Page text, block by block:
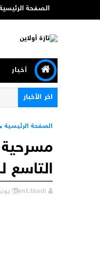
الصفحة
أخبار
اخر الأخبار
الصفحة الرئيسية
التاسع
bent.bladi يونيو